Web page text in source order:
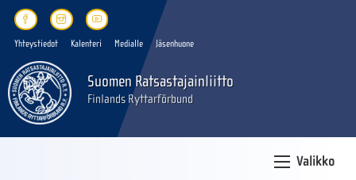
Yhteystiedot Kalenteri Medialle Jäsenhuone
Suomen Ratsastajainliitto
Finlands Ryttarförbund
Valikko